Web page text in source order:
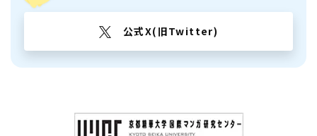
公式X(旧Twitter)